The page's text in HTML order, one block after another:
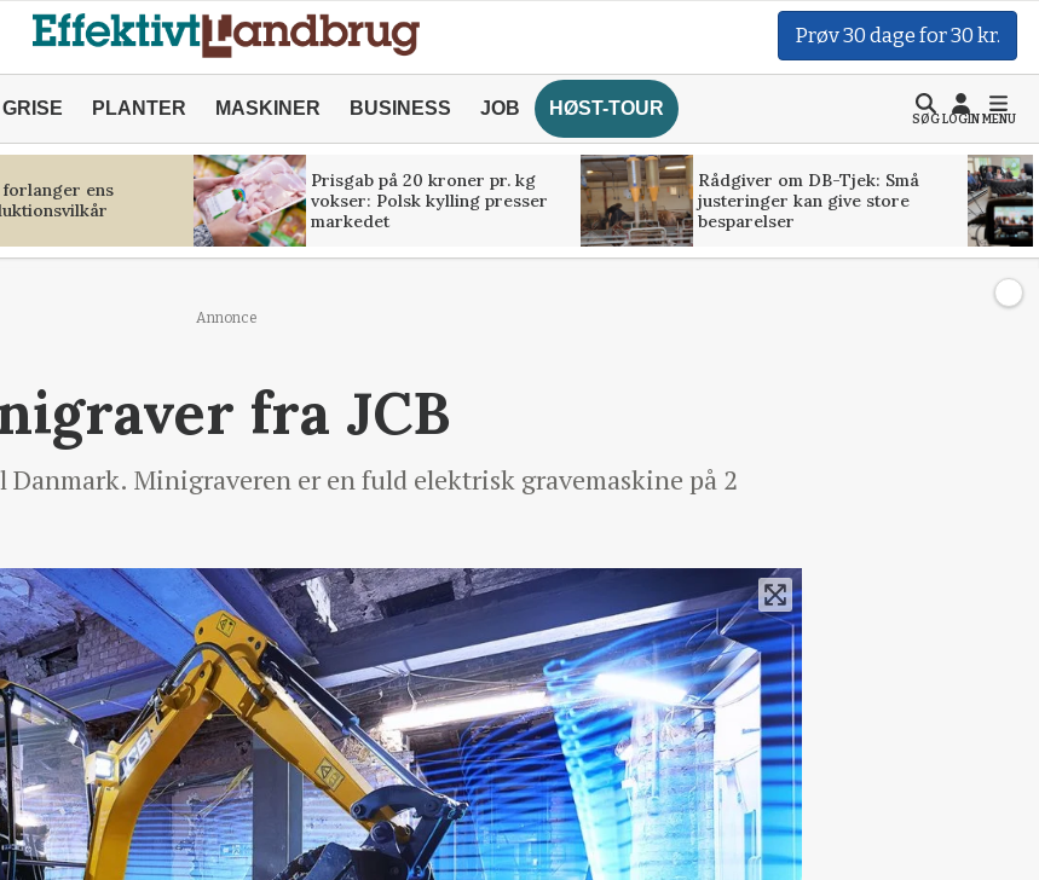
Prøv 30 dage for 30 kr.
GRISE PLANTER MASKINER BUSINESS JOB HØST-TOUR
SØGLOGINMENU
ens
Prisgab på 20 kroner pr. kg
vokser: Polsk kylling presser
markedet
Rådgiver om DB-Tjek: Små
justeringer kan give store
besparelser
Annonce
fra JCB
Danmark. Minigraveren er en fuld elektrisk gravemaskine på 2